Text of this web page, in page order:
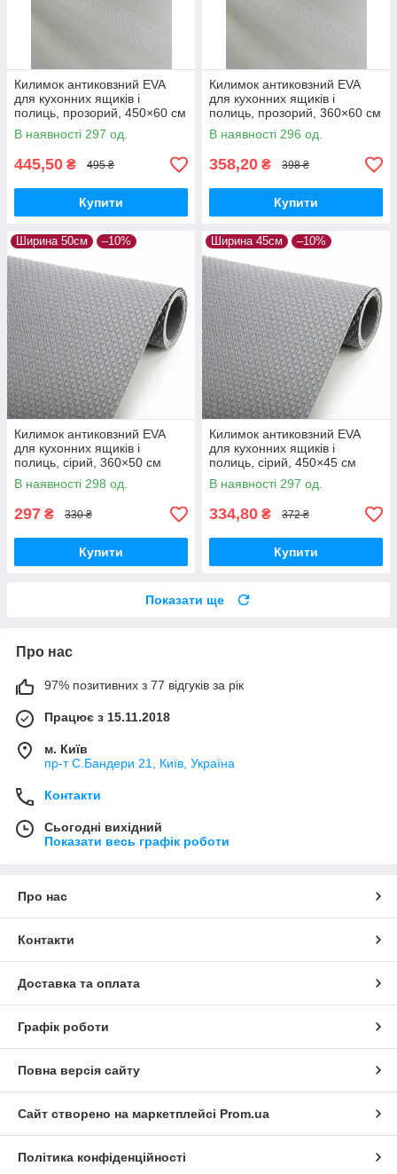
Килимок антиковзний EVA
для кухонних ящиків і
полиць, прозорий, 450×60 см
В наявності 297 од.
445,50 ₴ 495 ₴
Купити
Килимок антиковзний EVA
для кухонних ящиків і
полиць, прозорий, 360×60 см
В наявності 296 од.
358,20 ₴ 398 ₴
Купити
Ширина 50см –10%
Килимок антиковзний EVA
для кухонних ящиків і
полиць, сірий, 360×50 см
В наявності 298 од.
297 ₴ 330 ₴
Купити
Ширина 45см –10%
Килимок антиковзний EVA
для кухонних ящиків і
полиць, сірий, 450×45 см
В наявності 297 од.
334,80 ₴ 372 ₴
Купити
Показати ще
Про нас
97% позитивних з 77 відгуків за рік
Працює з 15.11.2018
м. Київ
пр-т С.Бандери 21, Київ, Україна
Контакти
Сьогодні вихідний
Показати весь графік роботи
Про нас
Контакти
Доставка та оплата
Графік роботи
Повна версія сайту
Сайт створено на маркетплейсі Prom.ua
Політика конфіденційності